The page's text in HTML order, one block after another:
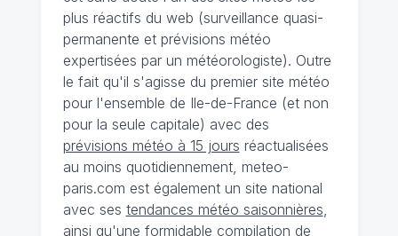
plus réactifs du web (surveillance quasi-
permanente et prévisions météo
expertisées par un météorologiste). Outre
le fait qu'il s'agisse du premier site météo
pour l'ensemble de Ile-de-France (et non
pour la seule capitale) avec des
prévisions météo à 15 jours réactualisées
au moins quotidiennement, meteo-
paris.com est également un site national
avec ses tendances météo saisonnières
ainsi qu'une formidable compilation de